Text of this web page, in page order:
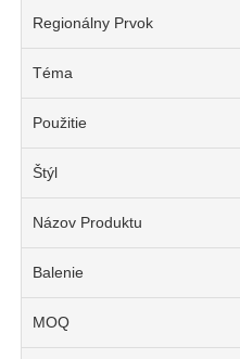
Regionálny Prvok
Téma
Použitie
Štýl
Názov Produktu
Balenie
MOQ